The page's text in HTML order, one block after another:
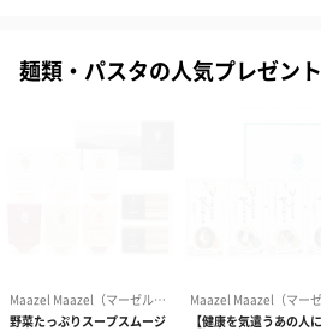
麺類・パスタの人気プレゼント